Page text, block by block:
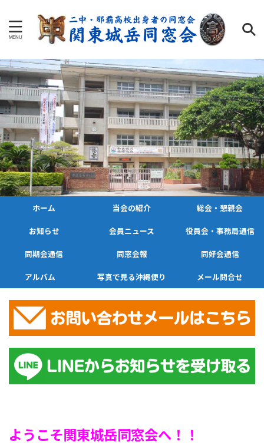
ホーム 当会の紹介 総会・懇親会
お知らせ 会員ニュース 役員会・事務局通信
同期会通信 同窓会報 同好会通信
アルバム 写真で見る沖縄便り メール問合せ
ようこそ関東城岳同窓会へ！！